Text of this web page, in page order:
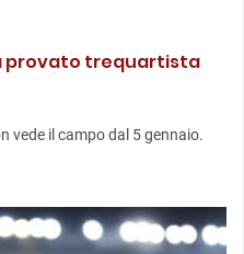
provato trequartista
vede il campo dal 5 gennaio.